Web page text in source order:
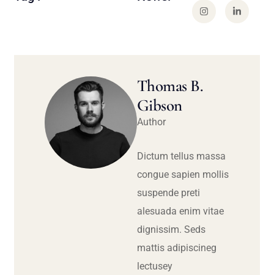
Thomas B.
Gibson
Author
Dictum tellus massa
congue sapien mollis
suspende preti
alesuada enim vitae
dignissim. Seds
mattis adipiscineg
lectusey